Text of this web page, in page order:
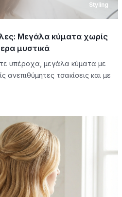
Styling
Μεγάλα κύματα χωρίς
μυστικά
υπέροχα, μεγάλα κύματα με
τσακίσεις και με